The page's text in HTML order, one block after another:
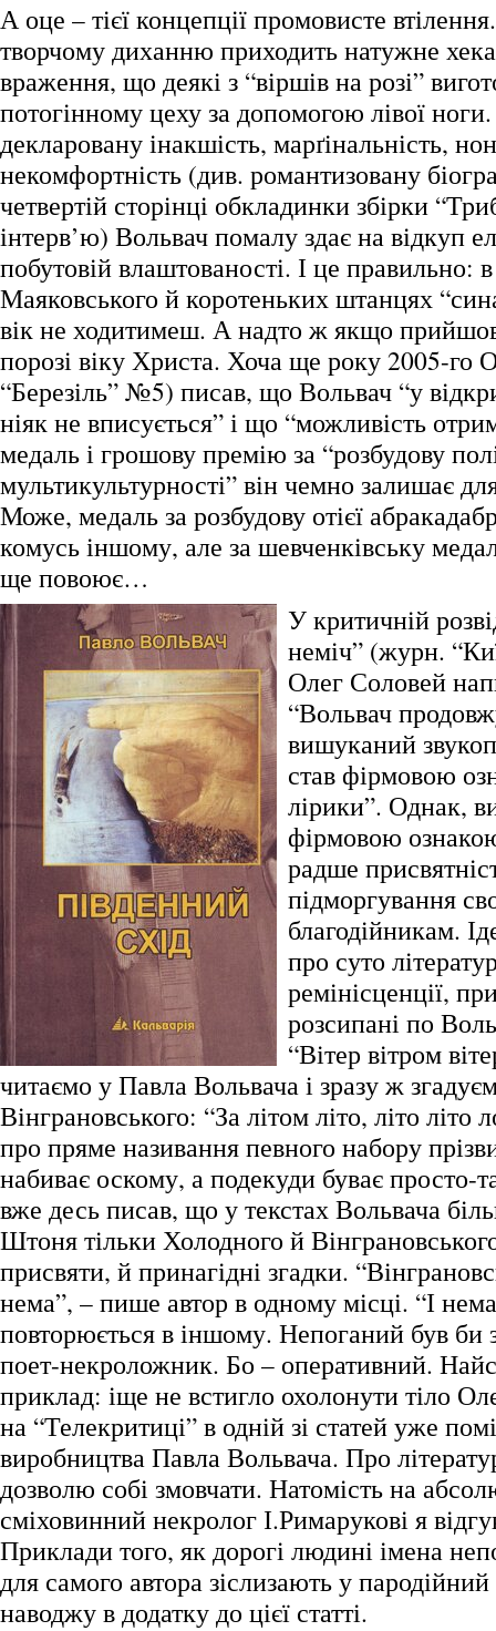
А оце – тієї концепції промовисте
творчому диханню приходить натужне
враження, що деякі з “віршів на розі”
потогінному цеху за допомогою лівої
декларовану інакшість, марґінальність,
некомфортність (див. романтизовану
четвертій сторінці обкладинки збірки
інтерв’ю) Вольвач помалу здає на відкуп
побутовій влаштованості. І це правильно:
Маяковського й коротеньких штанцях
вік не ходитимеш. А надто ж якщо
порозі віку Христа. Хоча ще року 2005-
“Березіль” №5) писав, що Вольвач “у
ніяк не вписується” і що “можливість
медаль і грошову премію за “розбудову
мультикультурності” він чемно залишає
Може, медаль за розбудову отієї
комусь іншому, але за шевченківську
ще повоює…
У критичній
неміч” (журн.
Олег Соловей
“Вольвач
вишуканий
став фірмовою
лірики”. Однак,
фірмовою
радше
підморгування
благодійникам.
про суто
ремінісценції,
розсипані по
“Вітер вітром
читаємо у Павла Вольвача і зразу ж
Вінграновського: “За літом літо, літо
про пряме називання певного набору
набиває оскому, а подекуди буває просто-
вже десь писав, що у текстах Вольвача
Штоня тільки Холодного й
присвяти, й принагідні згадки.
нема”, – пише автор в одному місці. “І
повторюється в іншому. Непоганий був би
поет-некроложник. Бо – оперативний.
приклад: іще не встигло охолонути тіло
на “Телекритиці” в одній зі статей уже
виробництва Павла Вольвача. Про
дозволю собі змовчати. Натомість на
сміховинний некролог І.Римарукові я
Приклади того, як дорогі людині імена
для самого автора зіслизають у
наводжу в додатку до цієї статті.